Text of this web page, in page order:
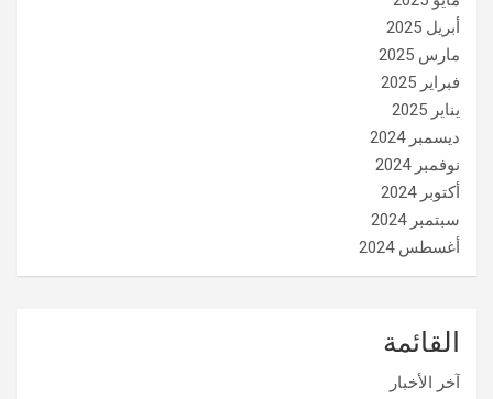
أبريل 2025
مارس 2025
فبراير 2025
يناير 2025
ديسمبر 2024
نوفمبر 2024
أكتوبر 2024
سبتمبر 2024
أغسطس 2024
القائمة
آخر الأخبار